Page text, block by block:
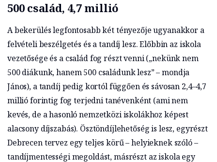
500 család, 4,7 millió
A bekerülés legfontosabb két tényezője ugyanakkor a
felvételi beszélgetés és a tandíj lesz. Előbbin az iskola
vezetősége és a család fog részt venni („nekünk nem
500 diákunk, hanem 500 családunk lesz” – mondja
János), a tandíj pedig kortól függően és sávosan 2,4–4,7
millió forintig fog terjedni tanévenként (ami nem
kevés, de a hasonló nemzetközi iskolákhoz képest
alacsony díjszabás). Ösztöndíjlehetőség is lesz, egyrészt
Debrecen tervez egy teljes körű – helyieknek szóló –
tandíjmentességi megoldást, másrészt az iskola egy